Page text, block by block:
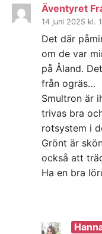
Äventyret
14 juni 2025 kl.
Det där
om de var
på Åland.
från ogräs…
Smultron är
trivas bra
rotsystem i
Grönt är
också att
Ha en bra